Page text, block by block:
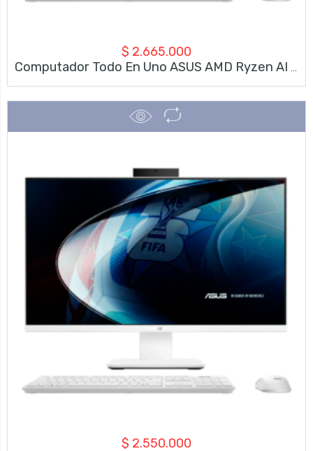
$ 2.665.000
$ 2.550.000